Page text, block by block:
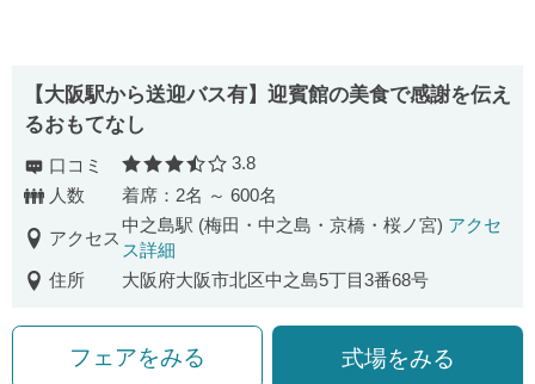
【大阪駅から送迎バス有】迎賓館の美食で感謝を伝え
るおもてなし
口コミ 口コミ評価
3.8
人数
着席：2名 ～ 600名
アクセス
中之島駅 (梅田・中之島・京橋・桜ノ宮) アクセ
ス詳細
住所
大阪府大阪市北区中之島5丁目3番68号
フェアをみる 式場をみる